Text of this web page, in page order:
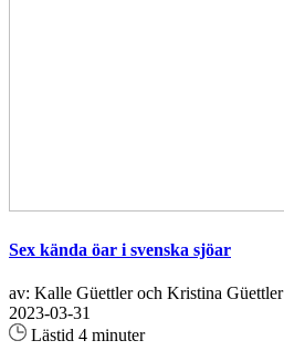
Sex kända öar i svenska sjöar
av: Kalle Güettler och Kristina Güettler
2023-03-31
Lästid 4 minuter